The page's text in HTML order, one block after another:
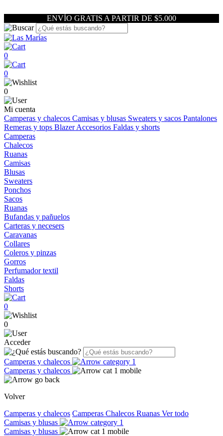
ENVÍO GRATIS A PARTIR DE $5.000
0
0
0
Mi cuenta
Camperas y chalecos Camisas y blusas Sweaters y sacos Pantalones
Remeras y tops BlazerAccesorios Faldas y shorts
Camperas
Chalecos
Ruanas
Camisas
Blusas
Sweaters
Ponchos
Sacos
Ruanas
Bufandas y pañuelos
Carteras y necesers
Caravanas
Collares
Coleros y pinzas
Gorros
Perfumador textil
Faldas
Shorts
0
0
Acceder
Camperas y chalecos
Camperas y chalecos
Volver
Camperas y chalecos Camperas Chalecos Ruanas Ver todo
Camisas y blusas
Camisas y blusas